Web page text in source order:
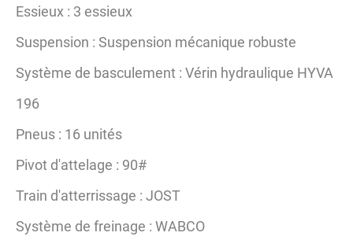
Essieux : 3 essieux
Suspension : Suspension mécanique robuste
Système de basculement : Vérin hydraulique HYVA
196
Pneus : 16 unités
Pivot d'attelage : 90#
Train d'atterrissage : JOST
Système de freinage : WABCO